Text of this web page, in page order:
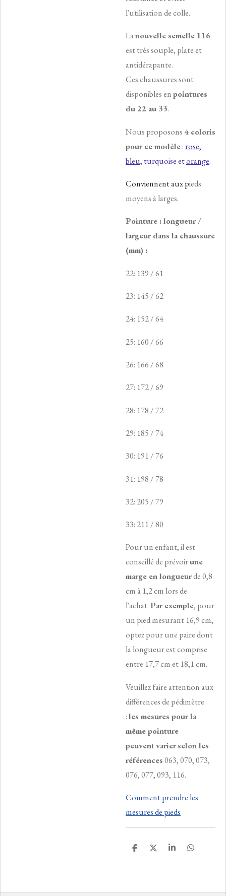
l'utilisation de colle.
Lanouvelle semelle 116
est très souple, plate et
antidérapante.
Ces chaussures sont
disponibles enpointures
du 22 au 33.
Nous proposons 4 coloris
pour ce modèle: rose,
bleu, turquoise etorange.
Conviennent aux pieds
moyens à larges.
Pointure : longueur /
largeur dans la chaussure
(mm) :
22: 139 / 61
23: 145 / 62
24: 152 / 64
25: 160 / 66
26: 166 / 68
27: 172 / 69
28: 178 / 72
29: 185 / 74
30: 191 / 76
31: 198 / 78
32: 205 / 79
33: 211 / 80
Pour un enfant, il est
conseillé de prévoirune
marge en longueurde 0,8
cm à 1,2 cm lors de
l'achat.Par exemple, pour
un pied mesurant 16,9 cm,
optez pour une paire dont
la longueur est comprise
entre 17,7 cm et 18,1 cm.
Veuillez faire attention aux
différences de pédimètre
:les mesures pour la
même pointure
peuventvarierselon les
références063, 070, 073,
076, 077, 093, 116.
Comment prendre les
mesures de pieds
P
g
P
g
P
g
P
g